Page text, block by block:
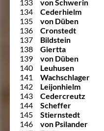
133
von Schwerin
134
Cederhielm
135
von Düben
136
Cronstedt
137
Bildstein
138
Giertta
139
von Düben
140
Leuhusen
141
Wachschlager
142
Leijonhielm
143
Cedercreutz
144
Scheffer
145
Stiernstedt
146
von Psilander